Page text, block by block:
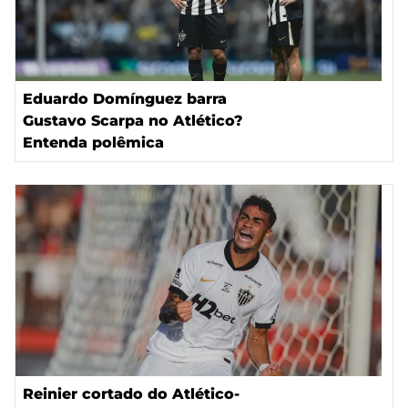
Eduardo Domínguez barra
Gustavo Scarpa no Atlético?
Entenda polêmica
Reinier cortado do Atlético-